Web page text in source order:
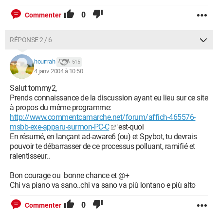
Commenter 0
RÉPONSE 2 / 6
hourrrah 515
4 janv. 2004 à 10:50
Salut tommy2,
Prends connaissance de la discussion ayant eu lieu sur ce site
à propos du même programme:
http://www.commentcamarche.net/forum/affich-465576-
msbb-exe-apparu-surmon-PC-C
'est-quoi
En résumé, en lançant ad-aware6 (ou) et Spybot, tu devrais
pouvoir te débarrasser de ce processus polluant, ramifié et
ralentisseur..
Bon courage ou bonne chance et @+
Chi va piano va sano..chi va sano va più lontano e più alto
Commenter 0